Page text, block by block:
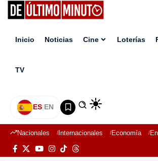
Inicio Noticias Cine Loterías
TV
ES|EN
Nacionales Internacionales Economía